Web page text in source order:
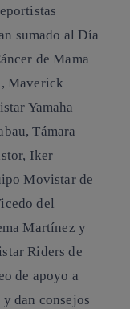
sumado al Día
de Mama
Maverick
Yamaha
Támara
Iker
Movistar de
del
Martínez y
Riders de
de apoyo a
dan consejos